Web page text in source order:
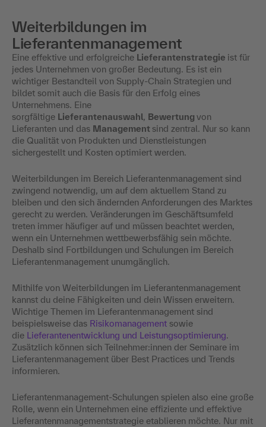
Weiterbildungen im
Lieferantenmanagement
Eine effektive und erfolgreiche Lieferantenstrategie ist für
jedes Unternehmen von großer Bedeutung. Es ist ein
wichtiger Bestandteil von Supply-Chain Strategien und
bildet somit auch die Basis für den Erfolg eines
Unternehmens. Eine
sorgfältige Lieferantenauswahl, Bewertung von
Lieferanten und das Management sind zentral. Nur so kann
die Qualität von Produkten und Dienstleistungen
sichergestellt und Kosten optimiert werden.
Weiterbildungen im Bereich Lieferantenmanagement sind
zwingend notwendig, um auf dem aktuellem Stand zu
bleiben und den sich ändernden Anforderungen des Marktes
gerecht zu werden. Veränderungen im Geschäftsumfeld
treten immer häufiger auf und müssen beachtet werden,
wenn ein Unternehmen wettbewerbsfähig sein möchte.
Deshalb sind Fortbildungen und Schulungen im Bereich
Lieferantenmanagement unumgänglich.
Mithilfe von Weiterbildungen im Lieferantenmanagement
kannst du deine Fähigkeiten und dein Wissen erweitern.
Wichtige Themen im Lieferantenmanagement sind
beispielsweise das Risikomanagement sowie
die Lieferantenentwicklung und Leistungsoptimierung.
Zusätzlich können sich Teilnehmer:innen der Seminare im
Lieferantenmanagement über Best Practices und Trends
informieren.
Lieferantenmanagement-Schulungen spielen also eine große
Rolle, wenn ein Unternehmen eine effiziente und effektive
Lieferantenmanagementstrategie etablieren möchte. Nur mit